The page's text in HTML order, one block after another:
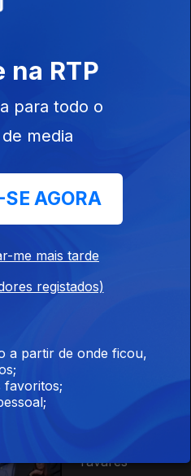
André Ventura
Ep. 4
Luis
Montenegro -
Tavares
RTP
para todo o
media
AGORA
me mais tarde
registados)
a partir de onde ficou,
favoritos;